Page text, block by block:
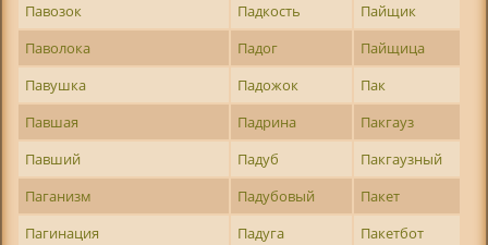
Павозок
Падкость
Пайщик
Паволока
Падог
Пайщица
Павушка
Падожок
Пак
Павшая
Падрина
Пакгауз
Павший
Падуб
Пакгаузный
Паганизм
Падубовый
Пакет
Пагинация
Падуга
Пакетбот